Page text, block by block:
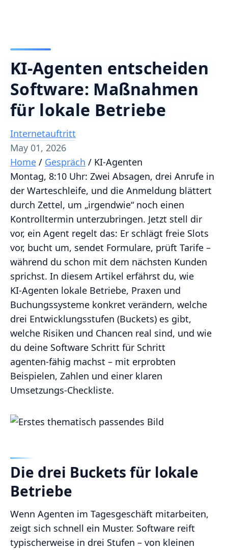
KI-Agenten entscheiden
Software: Maßnahmen
für lokale Betriebe
Internetauftritt
May 01, 2026
Home / Gespräch / KI-Agenten
Montag, 8:10 Uhr: Zwei Absagen, drei Anrufe in
der Warteschleife, und die Anmeldung blättert
durch Zettel, um „irgendwie“ noch einen
Kontrolltermin unterzubringen. Jetzt stell dir
vor, ein Agent regelt das: Er schlägt freie Slots
vor, bucht um, sendet Formulare, prüft Tarife –
während du schon mit dem nächsten Kunden
sprichst. In diesem Artikel erfährst du, wie
KI‑Agenten lokale Betriebe, Praxen und
Buchungssysteme konkret verändern, welche
drei Entwicklungsstufen (Buckets) es gibt,
welche Risiken und Chancen real sind, und wie
du deine Software Schritt für Schritt
agenten‑fähig machst – mit erprobten
Beispielen, Zahlen und einer klaren
Umsetzungs-Checkliste.
Die drei Buckets für lokale
Betriebe
Wenn Agenten im Tagesgeschäft mitarbeiten,
zeigt sich schnell ein Muster. Software reift
typischerweise in drei Stufen – von kleinen